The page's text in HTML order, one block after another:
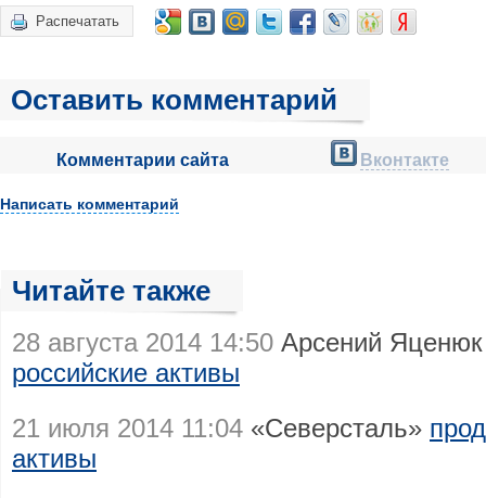
Распечатать
Оставить комментарий
Комментарии сайта Вконтакте
Написать комментарий
Читайте также
28 августа 2014 14:50 Арсений
российские активы
21 июля 2014 11:04 «Северсталь»
активы